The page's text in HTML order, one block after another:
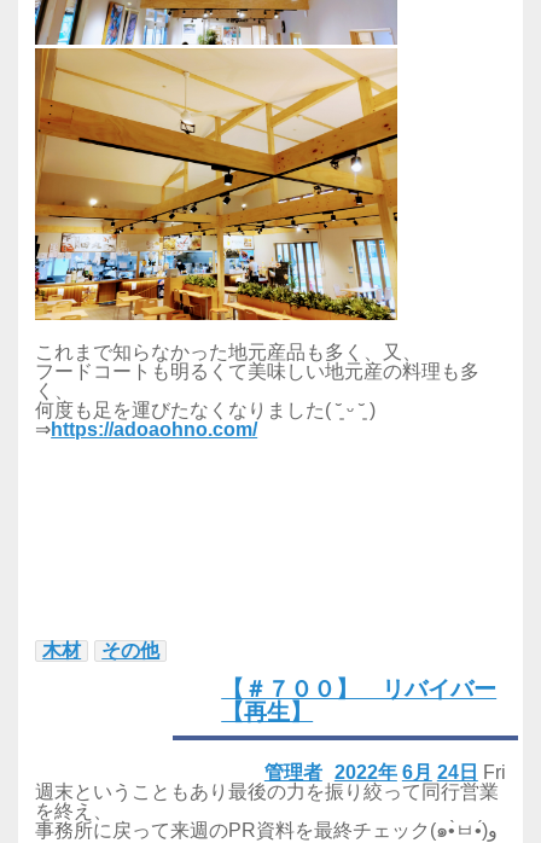
これまで知らなかった地元産品も多く、又、
フードコートも明るくて美味しい地元産の料理も多
く、
何度も足を運びたなくなりました( ˘͈ ᵕ ˘͈ )
⇒https://adoaohno.com/
木材 その他
【＃７００】 リバイバー
【再生】
2022年 6月 24日 Fri
管理者
週末ということもあり最後の力を振り絞って同行営業
を終え、
事務所に戻って来週のPR資料を最終チェック(๑•̀ㅂ•́)و